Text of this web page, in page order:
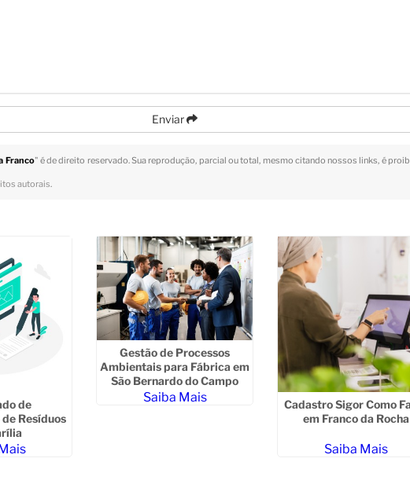
Enviar
Franco" é de direito reservado. Sua reprodução, parcial ou total, mesmo citando nossos links, é
autorais.
de
Resíduos
Gestão de Processos
Ambientais para Fábrica em
São Bernardo do Campo
Saiba Mais
Cadastro Sigor Como
em Franco da Rocha
Saiba Mais